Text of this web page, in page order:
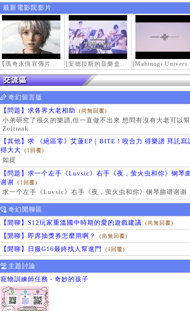
最新電影院影片
【瑪奇永恆宣傳片】最初的感動 [安德拉斯的音樂盒｜靈魂的音樂盒] Mabinogi OST - Music Box of the Soul | Crossover COVER
奇幻留言版
【問題】求各界大老相助 (尚無回覆)
小弟研究了很久的樂譜,但一直做不出來 想問有沒有大老可以
Zoltraak
【其他】求 《絕區零》艾蓮EP｜BITE！咬合力 得樂譜 拜託寫
得大大
(1回覆)
如提
【問題】求一个左手《Luvsic》右手《夜，萤火虫和你》钢琴
谢谢
(1回覆)
求一个左手《Luvsic》右手《夜，萤火虫和你》钢琴曲谱谢谢
奇幻閒聊區
【閒聊】S12玩家重溫國中時期的愛的遊戲建議 (尚無回覆)
【閒聊】即席抽獎券怎麼用啊？ (尚無回覆)
【閒聊】日服G16最終找人幫進門 (1回覆)
主題討論
寵物訓練師任務 - 奇妙的孩子